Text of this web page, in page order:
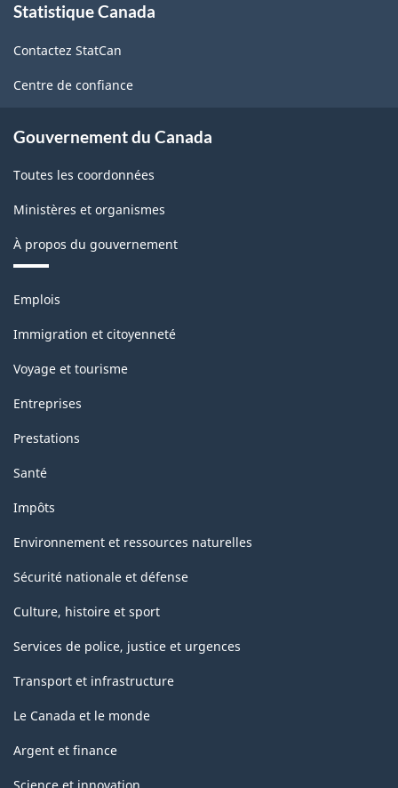
propos
ce
site
Statistique Canada
Contactez StatCan
Centre de confiance
Gouvernement du Canada
Toutes les coordonnées
Ministères et organismes
À propos du gouvernement
Thèmes
sujets
Emplois
Immigration et citoyenneté
Voyage et tourisme
Entreprises
Prestations
Santé
Impôts
Environnement et ressources naturelles
Sécurité nationale et défense
Culture, histoire et sport
Services de police, justice et urgences
Transport et infrastructure
Le Canada et le monde
Argent et finance